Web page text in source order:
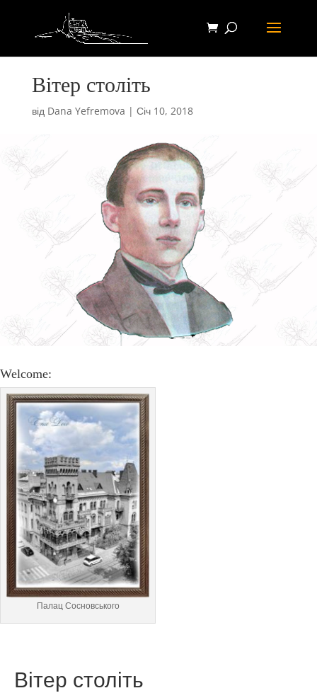
Вітер століть
від Dana Yefremova | Січ 10, 2018
Welcome:
Палац Сосновського
Вітер століть